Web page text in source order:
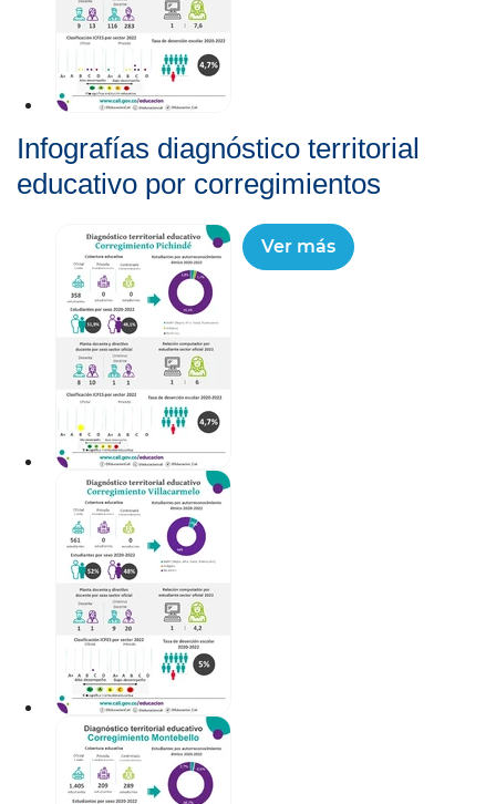
Infografías diagnóstico territorial
educativo por corregimientos